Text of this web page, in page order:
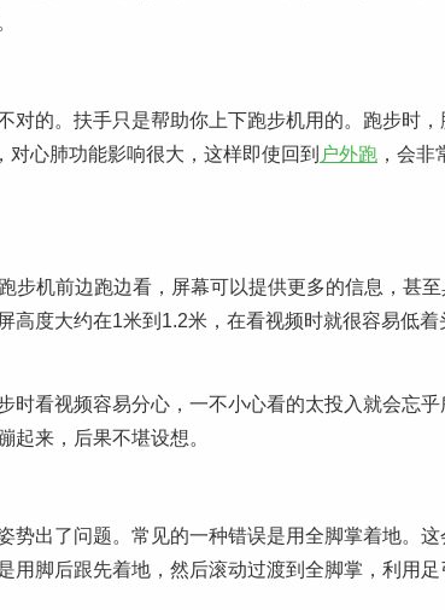
的。扶手只是帮助你上下跑步机用的。跑步时，
心肺功能影响很大，这样即使回到 户外跑 ，会非
机前边跑边看，屏幕可以提供更多的信息，甚至
高度大约在1米到1.2米，在看视频时就很容易低着
看视频容易分心，一不小心看的太投入就会忘乎
起来，后果不堪设想。
出了问题。常见的一种错误是用全脚掌着地。这
用脚后跟先着地，然后滚动过渡到全脚掌，利用足